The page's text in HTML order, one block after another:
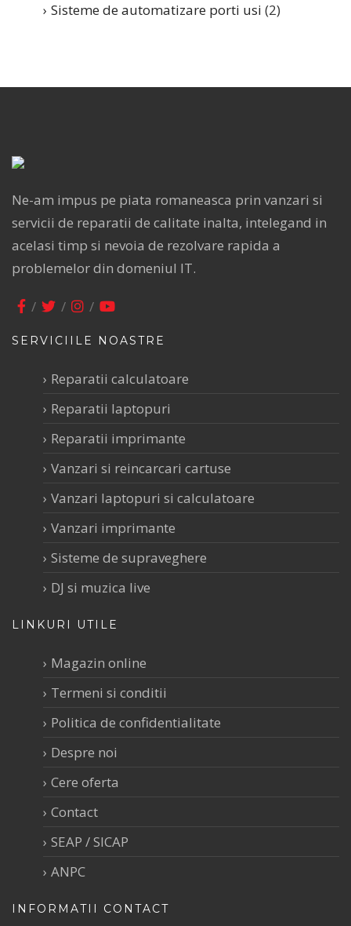
Sisteme de automatizare porti usi (2)
Ne-am impus pe piata romaneasca prin vanzari si
servicii de reparatii de calitate inalta, intelegand in
acelasi timp si nevoia de rezolvare rapida a
problemelor din domeniul IT.
SERVICIILE NOASTRE
Reparatii calculatoare
Reparatii laptopuri
Reparatii imprimante
Vanzari si reincarcari cartuse
Vanzari laptopuri si calculatoare
Vanzari imprimante
Sisteme de supraveghere
DJ si muzica live
LINKURI UTILE
Magazin online
Termeni si conditii
Politica de confidentialitate
Despre noi
Cere oferta
Contact
SEAP / SICAP
ANPC
INFORMATII CONTACT